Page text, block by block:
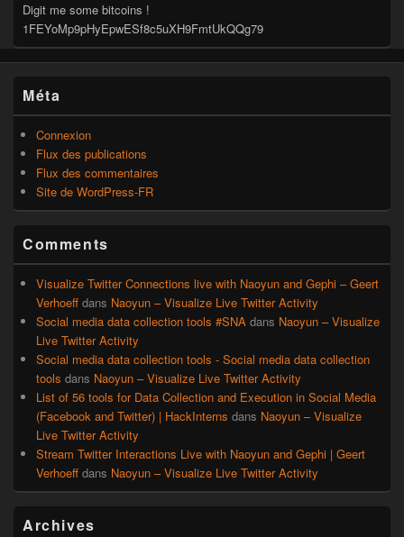
Digit me some bitcoins !
1FEYoMp9pHyEpwESf8c5uXH9FmtUkQQg79
Méta
Connexion
Flux des publications
Flux des commentaires
Site de WordPress-FR
Comments
Visualize Twitter Connections live with Naoyun and Gephi – Geert
Verhoeff dans Naoyun – Visualize Live Twitter Activity
Social media data collection tools #SNA dans Naoyun – Visualize
Live Twitter Activity
Social media data collection tools - Social media data collection
tools dans Naoyun – Visualize Live Twitter Activity
List of 56 tools for Data Collection and Execution in Social Media
(Facebook and Twitter) | HackInterns dans Naoyun – Visualize
Live Twitter Activity
Stream Twitter Interactions Live with Naoyun and Gephi | Geert
Verhoeff dans Naoyun – Visualize Live Twitter Activity
Archives